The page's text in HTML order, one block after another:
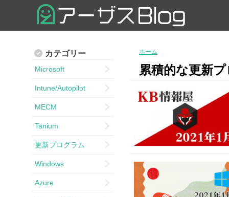
ホーム
累積的な更新
カテゴリー
Microsoft
Intune/Autopilot
MECM
Tanium
更新プログラム
Windows
Azure